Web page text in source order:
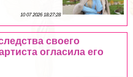
10 07 2026 18:27:28
своего
огласила его